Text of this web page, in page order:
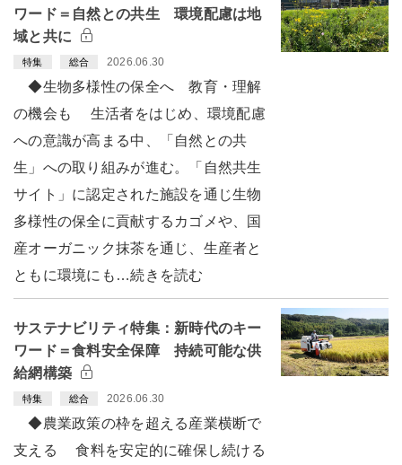
ワード＝自然との共生 環境配慮は地
域と共に
特集 総合 2026.06.30
◆生物多様性の保全へ 教育・理解
の機会も 生活者をはじめ、環境配慮
への意識が高まる中、「自然との共
生」への取り組みが進む。「自然共生
サイト」に認定された施設を通じ生物
多様性の保全に貢献するカゴメや、国
産オーガニック抹茶を通じ、生産者と
ともに環境にも…続きを読む
サステナビリティ特集：新時代のキー
ワード＝食料安全保障 持続可能な供
給網構築
特集 総合 2026.06.30
◆農業政策の枠を超える産業横断で
支える 食料を安定的に確保し続ける